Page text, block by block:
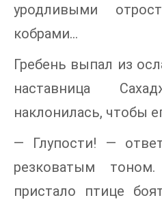
уродливыми
кобрами…
Гребень выпал из
наставница
наклонилась, чтобы
— Глупости! —
резковатым
пристало птице